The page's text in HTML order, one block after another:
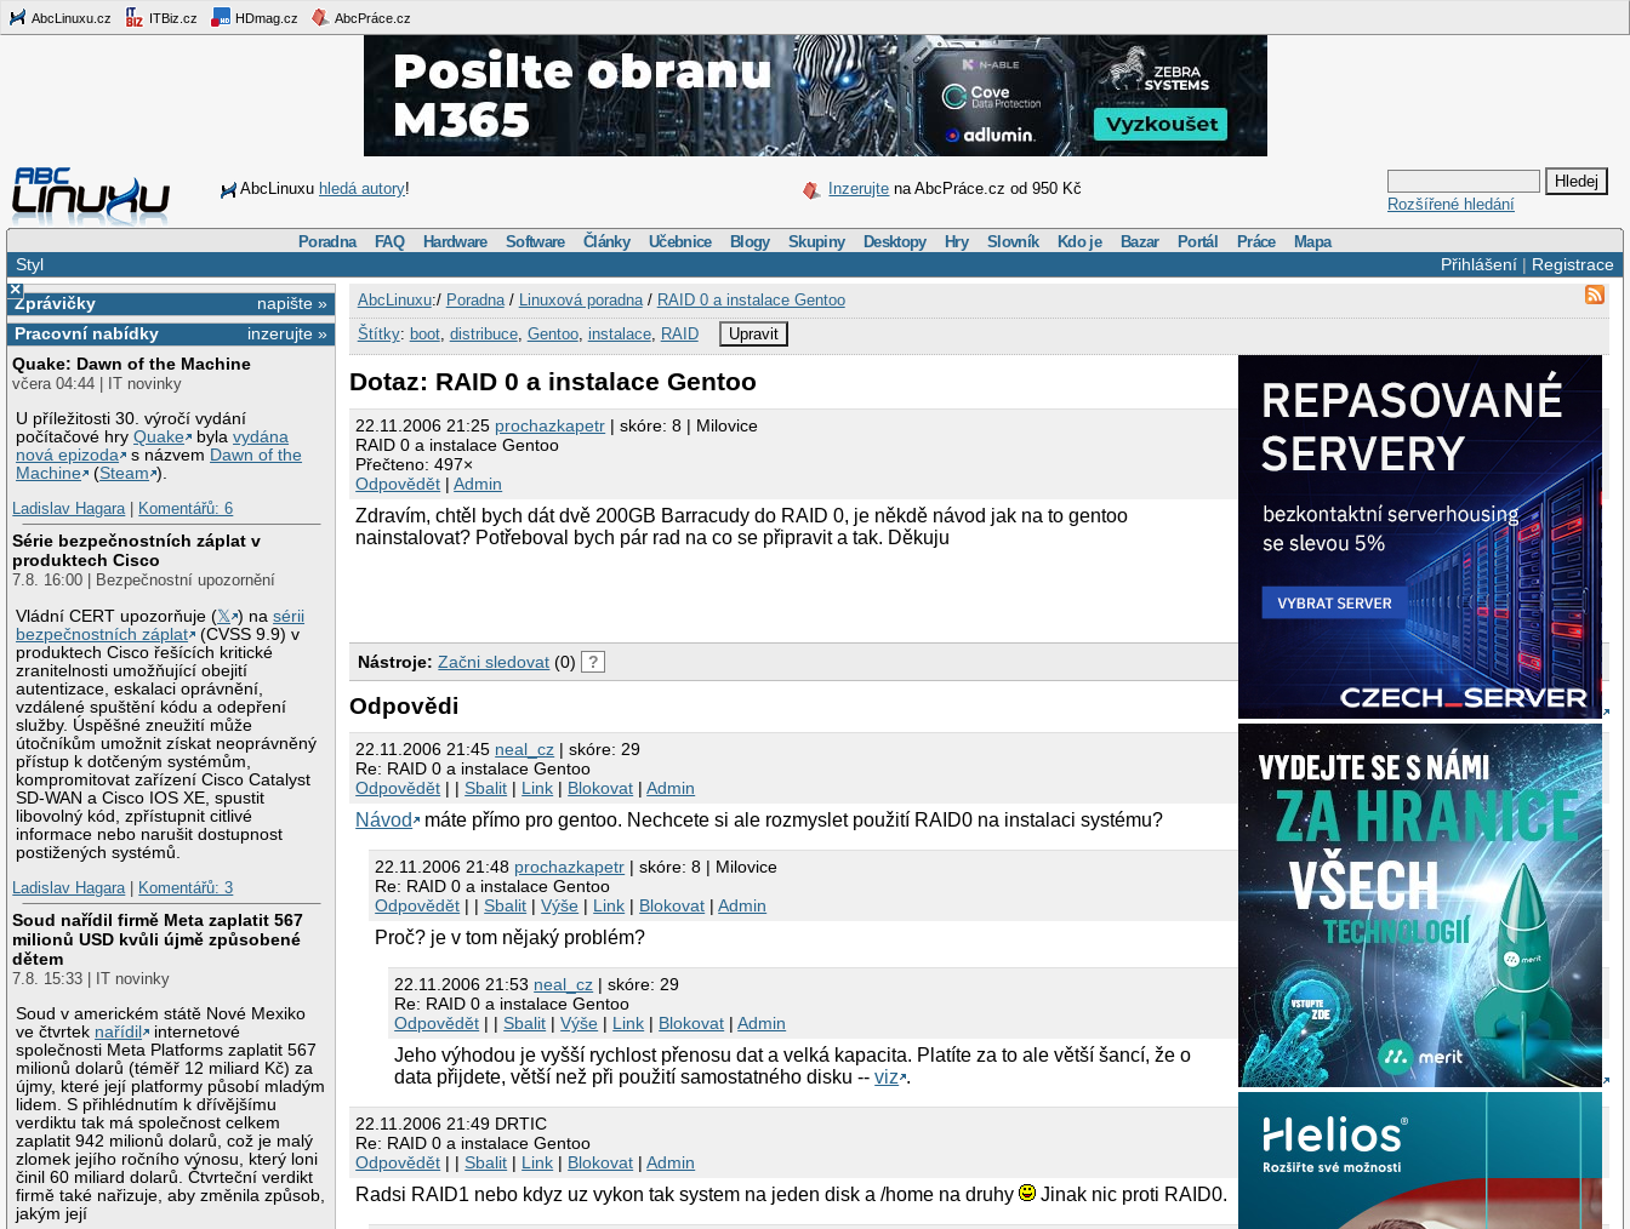
AbcLinuxu.cz ITBiz.cz HDmag.cz AbcPráce.cz
AbcLinuxu hledá autory! Inzerujte na AbcPráce.cz od 950 Kč
Rozšířené hledání
Poradna FAQ Hardware Software Články Učebnice Blogy Skupiny Desktopy Hry Slovník Kdo je Bazar Portál Práce Mapa
Přihlášení| Registrace
Styl
×
napište »
Zprávičky
inzerujte »
Pracovní nabídky
Quake: Dawn of the Machine
včera 04:44 | IT novinky
U příležitosti 30. výročí vydání
počítačové hryQuake bylavydána
nová epizoda
s názvem Dawn of the
Machine
(Steam ).
Ladislav Hagara| Komentářů: 6
Série bezpečnostních záplat v
produktech Cisco
7.8. 16:00 | Bezpečnostní upozornění
Vládní CERT upozorňuje (𝕏 ) nasérii
bezpečnostních záplat
(CVSS 9.9) v
produktech Cisco řešících kritické
zranitelnosti umožňující obejití
autentizace, eskalaci oprávnění,
vzdálené spuštění kódu a odepření
služby. Úspěšné zneužití může
útočníkům umožnit získat neoprávněný
přístup k dotčeným systémům,
kompromitovat zařízení Cisco Catalyst
SD-WAN a Cisco IOS XE, spustit
libovolný kód, zpřístupnit citlivé
informace nebo narušit dostupnost
postižených systémů.
Ladislav Hagara| Komentářů: 3
Soud nařídil firmě Meta zaplatit 567
milionů USD kvůli újmě způsobené
dětem
7.8. 15:33 | IT novinky
Soud v americkém státě Nové Mexiko
ve čtvrtek nařídil
internetové
společnosti Meta Platforms zaplatit 567
milionů dolarů (téměř 12 miliard Kč) za
újmy, které její platformy působí mladým
lidem. S přihlédnutím k dřívějšímu
verdiktu tak má společnost celkem
zaplatit 942 milionů dolarů, což je malý
zlomek jejího ročního výnosu, který loni
činil 60 miliard dolarů. Čtvrteční verdikt
firmě také nařizuje, aby změnila způsob,
jakým její
AbcLinuxu:/ Poradna/ Linuxová poradna/ RAID 0 a instalace Gentoo
Štítky: boot, distribuce, Gentoo, instalace, RAID Upravit
Dotaz: RAID 0 a instalace Gentoo
22.11.2006 21:25 prochazkapetr | skóre: 8 | Milovice
RAID 0 a instalace Gentoo
Přečteno: 497×
Odpovědět |Admin
Zdravím, chtěl bych dát dvě 200GB Barracudy do RAID 0, je někdě návod jak na to gentoo
nainstalovat? Potřeboval bych pár rad na co se připravit a tak. Děkuju
Nástroje: Začni sledovat (0) ?
Odpovědi
22.11.2006 21:45 neal_cz | skóre: 29
Re: RAID 0 a instalace Gentoo
Odpovědět | |Sbalit | Link | Blokovat |Admin
Návod máte přímo pro gentoo. Nechcete si ale rozmyslet použití RAID0 na instalaci systému?
22.11.2006 21:48 prochazkapetr | skóre: 8 | Milovice
Re: RAID 0 a instalace Gentoo
Odpovědět | |Sbalit |Výše | Link | Blokovat |Admin
Proč? je v tom nějaký problém?
22.11.2006 21:53 neal_cz | skóre: 29
Re: RAID 0 a instalace Gentoo
Odpovědět | |Sbalit |Výše | Link | Blokovat |Admin
Jeho výhodou je vyšší rychlost přenosu dat a velká kapacita. Platíte za to ale větší šancí, že o
data přijdete, větší než při použití samostatného disku --viz .
22.11.2006 21:49 DRTIC
Re: RAID 0 a instalace Gentoo
Odpovědět | |Sbalit | Link | Blokovat |Admin
Radsi RAID1 nebo kdyz uz vykon tak system na jeden disk a /home na druhy Jinak nic proti RAID0.